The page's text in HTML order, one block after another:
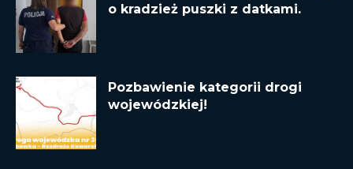
o kradzież puszki z datkami.
Pozbawienie kategorii drogi
wojewódzkiej!